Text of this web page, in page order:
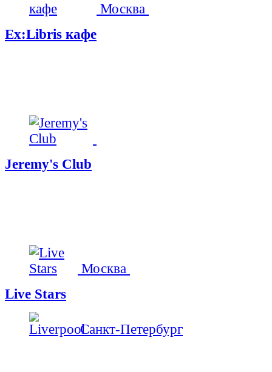
Москва
Ex:Libris кафе
Jeremy's Club
Москва
Live Stars
Санкт-Петербург